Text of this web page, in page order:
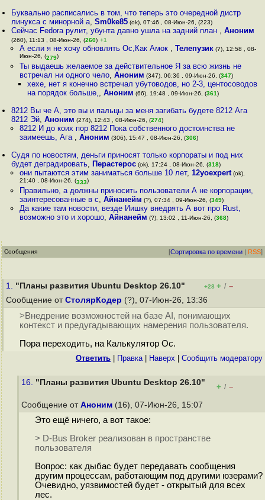
Буквально расписались в том, что теперь это очередной дистр
линукса с минорной а,Sm0ke85 (ok), 07:46 , 08-Июн-26, (223)
Сейчас Fedora рулит, убунта давно ушла на задний план ,Аноним
(260), 11:13 , 08-Июн-26, (260) +1
А если я не хочу обновлять Ос,Как Амок , Телепузик(?), 12:58 , 08-
Июн-26, (279)
Ты выдаешь желаемое за действительное Я за всю жизнь не
встречал ни одного чело, Аноним (347), 06:36 , 09-Июн-26, (347)
хехе, нет я конечно встречал убутоводов, но 2-3, центосоводов
на порядок больше,, Аноним (66), 19:48 , 09-Июн-26, (361)
8212 Вы че А, это вы и пальцы за меня загибать будете 8212 Ага
8212 Эй,Аноним (274), 12:43 , 08-Июн-26, (274)
8212 И до коих пор 8212 Пока собственного достоинства не
заимеешь, Ага , Аноним (306), 15:47 , 08-Июн-26, (306)
Судя по новостям, деньги приносят только корпораты и под них
будет деградировать, Перастерос (ok), 17:24 , 08-Июн-26, (318)
они пытаются этим заниматься больше 10 лет, 12yoexpert(ok),
21:40 , 08-Июн-26, (333)
Правильно, а должны приносить пользователи А не корпорации,
заинтересованные в с, Айнанейм (?), 07:34 , 09-Июн-26, (349)
Да какие там новости, везде Иишку внедрять А вот про Rust,
возможно это и хорошо, Айнанейм (?), 13:02 , 11-Июн-26, (368)
Сообщения [Сортировка по времени | RSS]
1. "Планы развития Ubuntu Desktop 26.10" +28 + / –
Сообщение от СтолярКодер (?), 07-Июн-26, 13:36
>Внедрение возможностей на базе AI, понимающих
контекст и предугадывающих намерения пользователя.
Пора переходить, на Калькулятор Ос.
Ответить Правка| Наверх Cообщить модератору
16. "Планы развития Ubuntu Desktop 26.10" + / –
Сообщение от Аноним (16), 07-Июн-26, 15:07
Это ещё ничего, а вот такое:
> D-Bus Broker реализован в пространстве
пользователя
Вопрос: как дыбас будет передавать сообщения
другим процессам, работающим под другими юзерами?
Очевидно, уязвимостей будет - открытый для всех
лес.